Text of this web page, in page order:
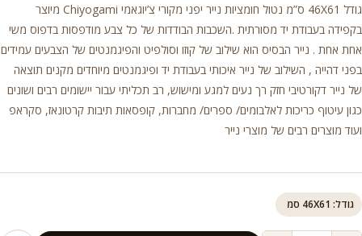
גודל 46X61 ס”מ נטול חומציות נייר יפני מקורי צ’יוגאמי Chiyogami מיוצר
בקפידה בעבודת יד מסורתית .השכבות הבודדות של כל צבע מודפסות בדפוס משי
אחת אחת . נייר הבסיס הוא שילוב של קוזו וסולפיט והפיגמנטים של הצבעים עמידים
בפני דהייה , השילוב של נייר איכותי בעבודת יד ופיגמנטים מיוחדים מקנים תוצאה
של נייר דקורטיבי חזק רך נעים למגע ומישוש, רב תכליתי עבור יישומים רבים ושונים
כגון עיטוף כריכות לאלבומים/ ספרים/ מחברות, קופסאות תיבות קרטונאז, סקראפ
ועוד מוצרים רבים של מוצרי נייר
גודל: 46X61 סמ